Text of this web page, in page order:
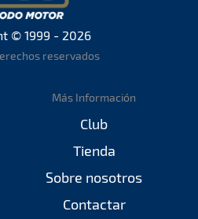
© 1999 - 2026
reservados
Más Información
Club
Tienda
Sobre nosotros
Contactar